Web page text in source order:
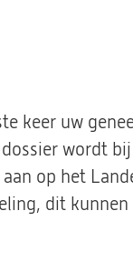
keer uw
wordt
op het
dit